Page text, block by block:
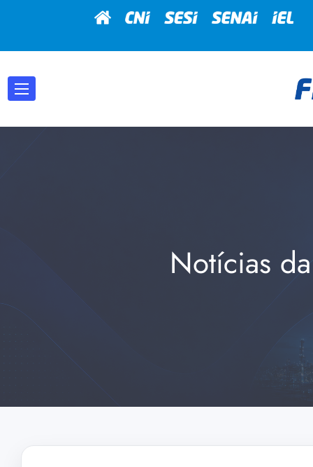
Notícias